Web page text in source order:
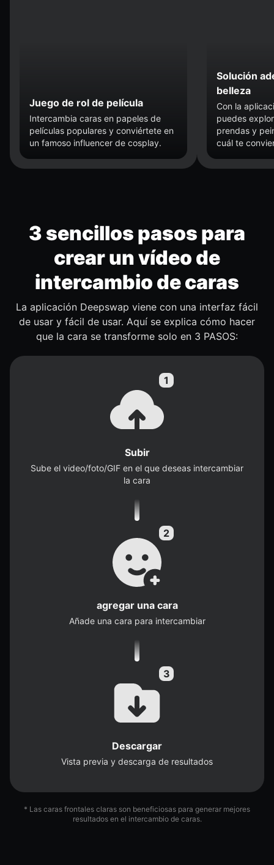
Juego de rol de película
Intercambia caras en papeles de
películas populares y conviértete en
un famoso influencer de cosplay.
Solución
belleza
Con la
puedes
prendas y
cuál te
3 sencillos pasos para
crear un vídeo de
intercambio de caras
La aplicación Deepswap viene con una interfaz fácil
de usar y fácil de usar. Aquí se explica cómo hacer
que la cara se transforme solo en 3 PASOS:
Subir
Sube el video/foto/GIF en el que deseas intercambiar
la cara
agregar una cara
Añade una cara para intercambiar
Descargar
Vista previa y descarga de resultados
* Las caras frontales claras son beneficiosas para generar mejores
resultados en el intercambio de caras.